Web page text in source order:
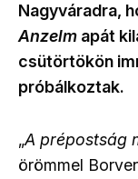
Nagyváradra,
Anzelm apát
csütörtökön
próbálkoztak.
„A prépostság
örömmel